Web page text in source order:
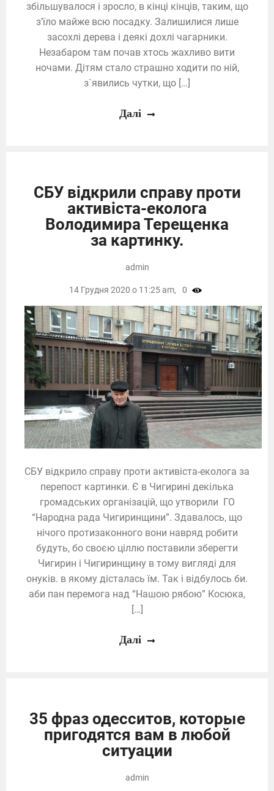
збільшувалося і зросло, в кінці кінців, таким, що
з’їло майже всю посадку. Залишилися лише
засохлі дерева і деякі дохлі чагарники.
Незабаром там почав хтось жахливо вити
ночами. Дітям стало страшно ходити по ній,
з`явились чутки, що […]
Далі
СБУ відкрили справу проти
активіста-еколога
Володимира Терещенка
за картинку.
СБУ відкрило справу проти активіста-еколога за
перепост картинки. Є в Чигирині декілька
громадських організацій, що утворили ГО
“Народна рада Чигиринщини”. Здавалось, що
нічого протизаконного вони навряд робити
будуть, бо своєю ціллю поставили зберегти
Чигирин і Чигиринщину в тому вигляді для
онуків. в якому дісталась їм. Так і відбулось би.
аби пан перемога над “Нашою рябою” Косюка,
[…]
admin
14 Грудня 2020 о 11:25 am, 0
Далі
35 фраз одесситов, которые
пригодятся вам в любой
ситуации
admin